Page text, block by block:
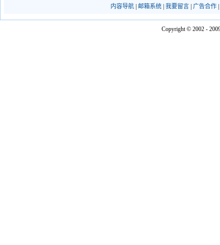
内容导航| 邮箱系统| 我要留言| 广告合作|
Copyright © 2002 -